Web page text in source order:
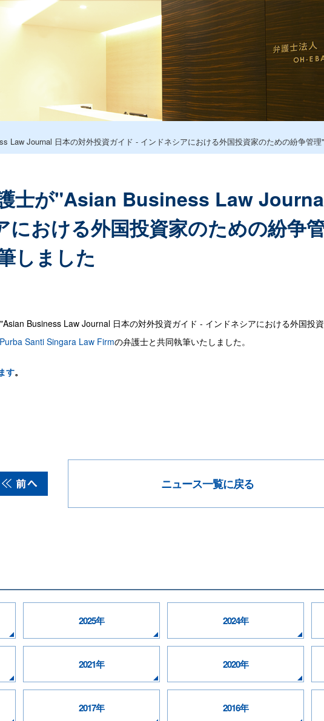
Law Journal 日本の対外投資ガイド - インドネシアにおける外国投資家のための紛争管
士が"Asian Business Law
における外国投資家のための紛争
しました
Business Law Journal 日本の対外投資ガイド - インドネシアにおける外国投
Santi Singara Law Firmの弁護士と共同執筆いたしました。
す。
ニュース一覧に戻る
2025年 2024年
2021年 2020年
2017年 2016年